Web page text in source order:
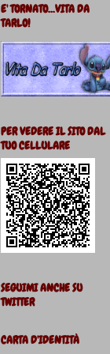
E' TORNATO...VITA DA
TARLO!
PER VEDERE IL SITO DAL
TUO CELLULARE
SEGUIMI ANCHE SU
TWITTER
CARTA D'IDENTITÀ